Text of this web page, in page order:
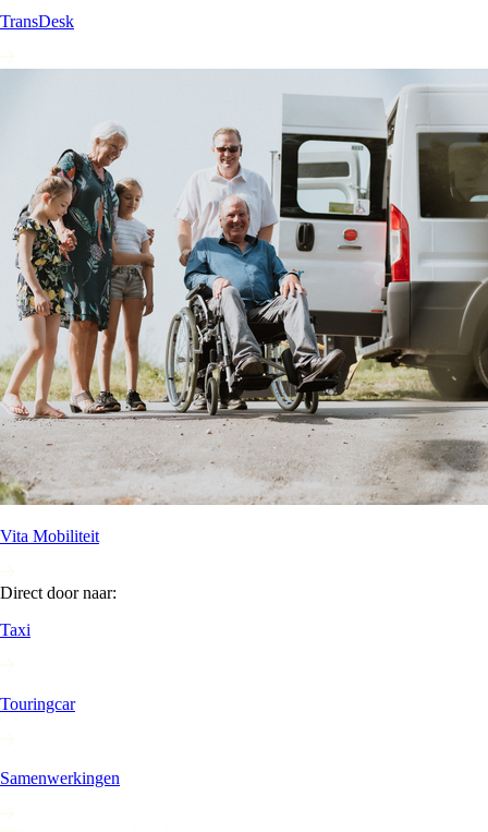
TransDesk
Vita Mobiliteit
Direct door naar:
Taxi
Touringcar
Samenwerkingen